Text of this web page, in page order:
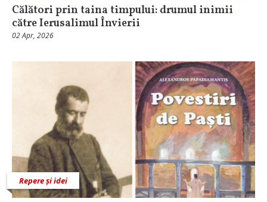
Călători prin taina timpului: drumul inimii
către Ierusalimul Învierii
02 Apr, 2026
Repere și idei